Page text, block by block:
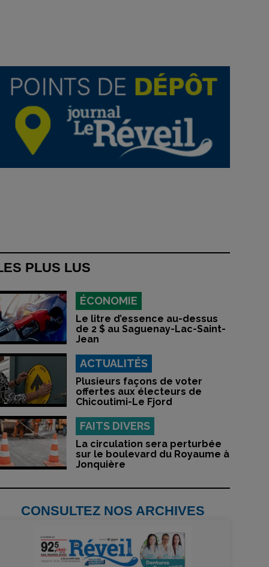
PLUS LUS
ÉCONOMIE
Le litre d’essence au-dessus
de 2 $ au Saguenay-Lac-Saint-
Jean
ACTUALITÉS
Plusieurs façons de voter
offertes aux électeurs de
Chicoutimi-Le Fjord
FAITS DIVERS
La circulation sera perturbée
sur le boulevard du Royaume à
Jonquière
CONSULTEZ NOS ARCHIVES